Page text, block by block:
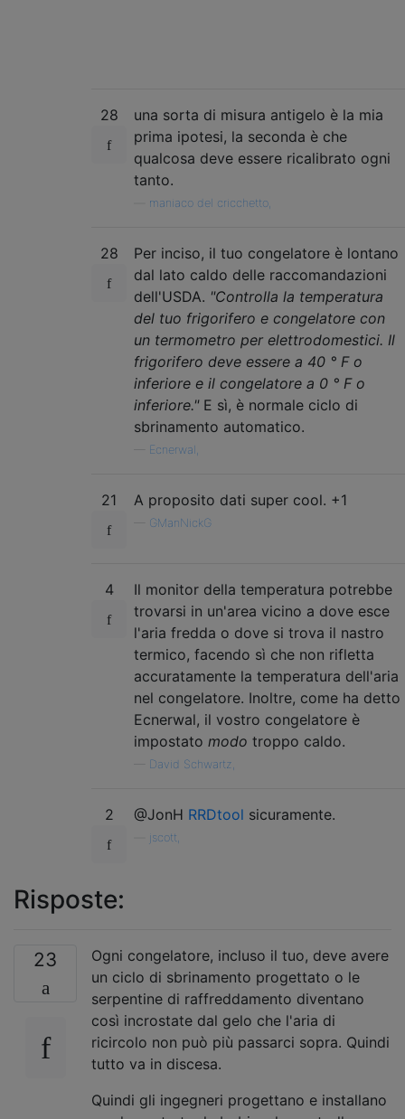
28
una sorta di misura antigelo è la mia
prima ipotesi, la seconda è che
qualcosa deve essere ricalibrato ogni
tanto.
maniaco del cricchetto,
28
Per inciso, il tuo congelatore è lontano
dal lato caldo delle raccomandazioni
dell'USDA. "Controlla la temperatura
del tuo frigorifero e congelatore con
un termometro per elettrodomestici. Il
frigorifero deve essere a 40 ° F o
inferiore e il congelatore a 0 ° F o
inferiore." E sì, è normale ciclo di
sbrinamento automatico.
Ecnerwal,
21 A proposito dati super cool. +1
GManNickG
4
Il monitor della temperatura potrebbe
trovarsi in un'area vicino a dove esce
l'aria fredda o dove si trova il nastro
termico, facendo sì che non rifletta
accuratamente la temperatura dell'aria
nel congelatore. Inoltre, come ha detto
Ecnerwal, il vostro congelatore è
impostato modo troppo caldo.
David Schwartz,
2 @JonH RRDtool sicuramente.
jscott,
Risposte:
23
Ogni congelatore, incluso il tuo, deve avere
un ciclo di sbrinamento progettato o le
serpentine di raffreddamento diventano
così incrostate dal gelo che l'aria di
ricircolo non può più passarci sopra. Quindi
tutto va in discesa.
Quindi gli ingegneri progettano e installano